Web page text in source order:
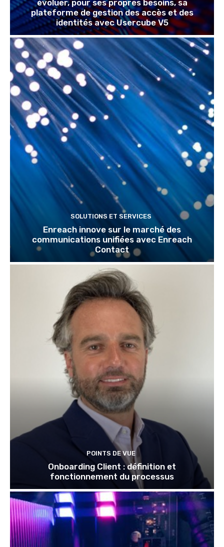
évoluer, pour ses propres besoins, sa
plateforme de gestion des accès et des
identités avec Usercube V5
SOLUTIONS ET SERVICES
Enreach innove sur le marché des
communications unifiées avec Enreach
Contact
POINTS DE VUE
Onboarding Client : définition et
fonctionnement du processus